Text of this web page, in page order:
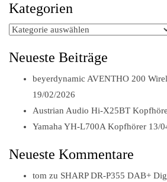
Kategorien
Kategorien
Neueste Beiträge
beyerdynamic AVENTHO 200
19/02/2026
Austrian Audio Hi-X25BT
Yamaha YH-L700A Kopfhörer 13/
Neueste Kommentare
tom zu SHARP DR-P355 DAB+